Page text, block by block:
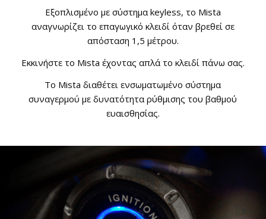
Εξοπλισμένο με σύστημα keyless, τo Mista
αναγνωρίζει το επαγωγικό κλειδί όταν βρεθεί σε
απόσταση 1,5 μέτρου.
Εκκινήστε το Mista έχοντας απλά το κλειδί πάνω σας.
Το Mista διαθέτει ενσωματωμένο σύστημα
συναγερμού με δυνατότητα ρύθμισης του βαθμού
ευαισθησίας.